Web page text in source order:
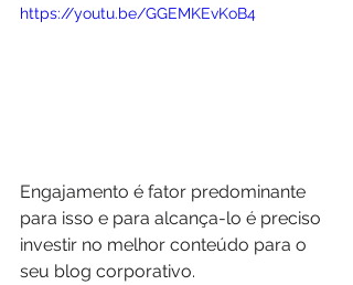
https://youtu.be/GGEMKEvKoB4
Engajamento é fator predominante
para isso e para alcança-lo é preciso
investir no melhor conteúdo para o
seu blog corporativo.